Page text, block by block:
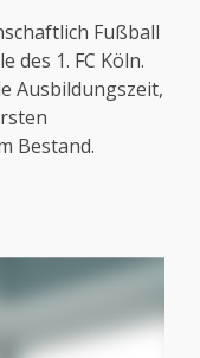
Fußball
des 1. FC Köln.
Ausbildungszeit,
Bestand.